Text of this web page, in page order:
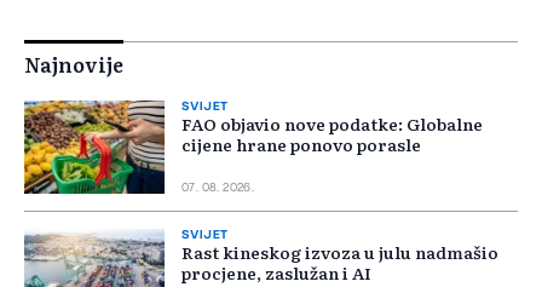
Najnovije
SVIJET
FAO objavio nove podatke: Globalne
cijene hrane ponovo porasle
07. 08. 2026.
SVIJET
Rast kineskog izvoza u julu nadmašio
procjene, zaslužan i AI